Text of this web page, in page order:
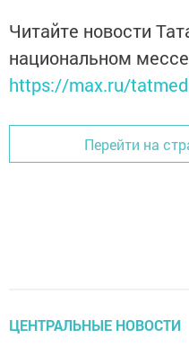
Читайте новости
национальном
https://max.ru/
Перейти на
ЦЕНТРАЛЬНЫЕ НОВОСТИ